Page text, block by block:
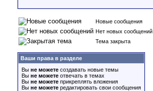
Новые сообщения
Нет новых сообщений
Тема закрыта
Ваши права в разделе
Вы не можете создавать новые темы
Вы не можете отвечать в темах
Вы не можете прикреплять вложения
Вы не можете редактировать свои сообщения